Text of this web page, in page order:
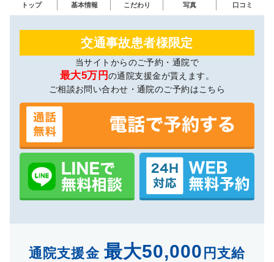
トップ 基本情報 こだわり 写真 口コミ
交通事故患者様限定
当サイトからのご予約・通院で
最大5万円の通院支援金が貰えます。
ご相談お問い合わせ・通院のご予約はこちら
通院支援金 最大50,000 円支給